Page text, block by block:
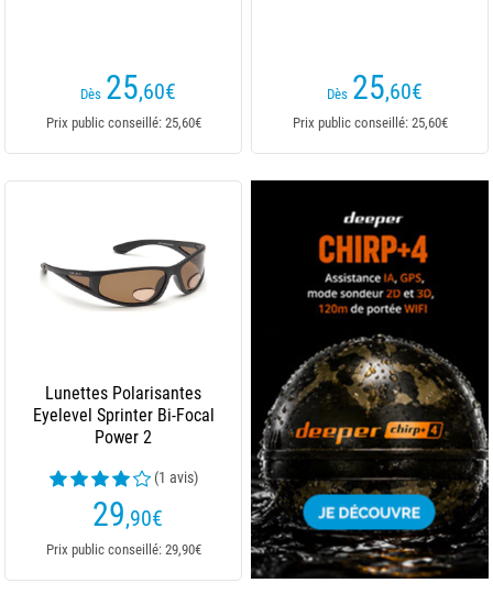
Dès 25,60€
Prix public conseillé: 25,60€
Dès 25,60€
Prix public conseillé: 25,60€
Lunettes Polarisantes
Eyelevel Sprinter Bi-Focal
Power 2
(1 avis)
29,90€
Prix public conseillé: 29,90€